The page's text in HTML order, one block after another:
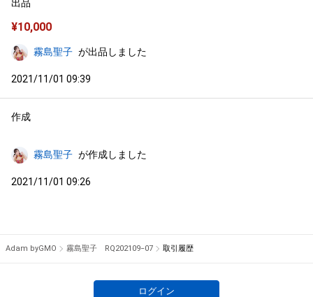
出品
¥10,000
霧島聖子 が出品しました
2021/11/01 09:39
作成
霧島聖子 が作成しました
2021/11/01 09:26
Adam byGMO 霧島聖子 RQ202109−07 取引履歴
ログイン